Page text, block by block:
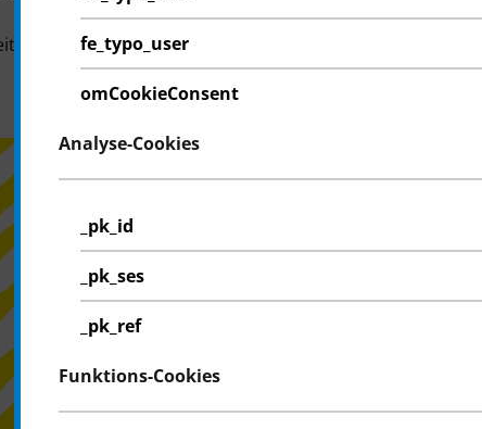
Partyzubehör findest du in deinem
Kunden
Kundeninformationen
Filialfinder
fe_typo_user
omCookieConsent
Analyse-Cookies
_pk_id
_pk_ses
_pk_ref
Funktions-Cookies